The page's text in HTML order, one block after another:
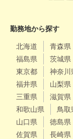
勤務地から探す
北海道 青森県
福島県
茨城県
東京都
神奈川
福井県
山梨県
三重県
滋賀県
和歌山県
鳥取
山口県
徳島県
佐賀県
長崎県